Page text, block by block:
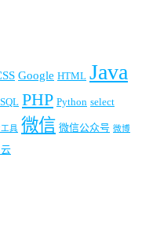
Google HTML Java
PHP Python select
具 微信 微信公众号 微博